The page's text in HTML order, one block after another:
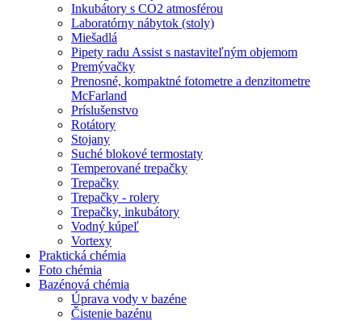
Inkubátory s CO2 atmosférou
Laboratórny nábytok (stoly)
Miešadlá
Pipety radu Assist s nastaviteľným objemom
Premývačky
Prenosné, kompaktné fotometre a denzitometre
McFarland
Príslušenstvo
Rotátory
Stojany
Suché blokové termostaty
Temperované trepačky
Trepačky
Trepačky - rolery
Trepačky, inkubátory
Vodný kúpeľ
Vortexy
Praktická chémia
Foto chémia
Bazénová chémia
Úprava vody v bazéne
Čistenie bazénu